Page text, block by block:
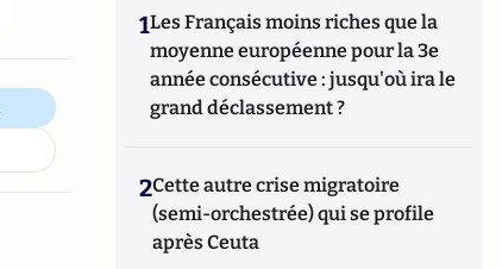
1Les Français moins riches que la
moyenne européenne pour la 3e
année consécutive : jusqu'où ira le
grand déclassement ?
2Cette autre crise migratoire
(semi-orchestrée) qui se profile
après Ceuta